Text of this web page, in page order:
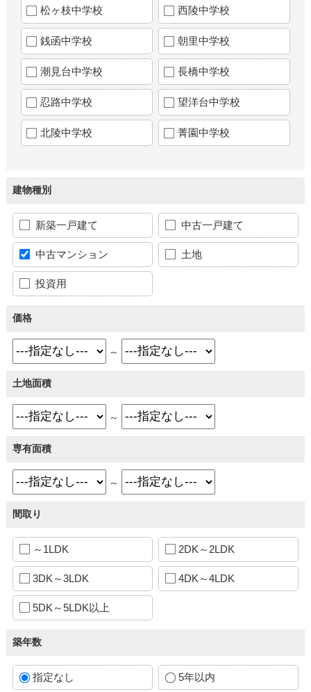
松ヶ枝中学校 西陵中学校
銭函中学校 朝里中学校
潮見台中学校 長橋中学校
忍路中学校 望洋台中学校
北陵中学校 菁園中学校
建物種別
新築一戸建て 中古一戸建て
中古マンション 土地
投資用
価格
～
土地面積
～
専有面積
～
間取り
～1LDK 2DK～2LDK
3DK～3LDK 4DK～4LDK
5DK～5LDK以上
築年数
指定なし 5年以内